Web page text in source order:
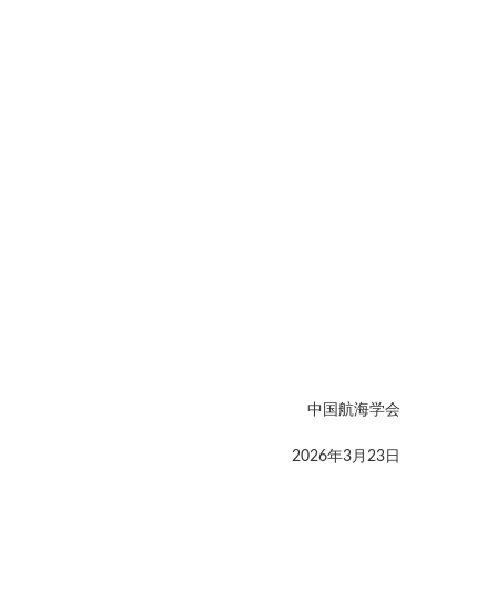
中国航海学会
2026年3月23日